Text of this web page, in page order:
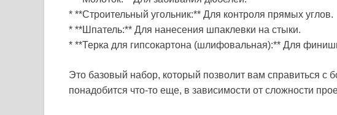
* **Строительный угольник:** Для контроля прямых углов.
* **Шпатель:** Для нанесения шпаклевки на стыки.
* **Терка для гипсокартона (шлифовальная):** Для
Это базовый набор, который позволит вам справиться с
понадобится что-то еще, в зависимости от сложности